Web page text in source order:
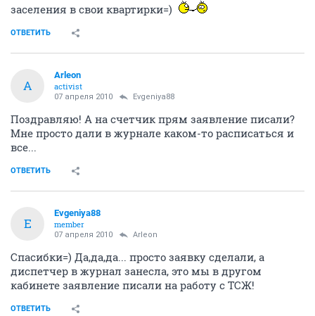
заселения в свои квартирки=)
ОТВЕТИТЬ
A
Arleon
activist
07 апреля 2010 Evgeniya88
Поздравляю! А на счетчик прям заявление писали?
Мне просто дали в журнале каком-то расписаться и
все...
ОТВЕТИТЬ
E
Evgeniya88
member
07 апреля 2010 Arleon
Спасибки=) Да,да,да... просто заявку сделали, а
диспетчер в журнал занесла, это мы в другом
кабинете заявление писали на работу с ТСЖ!
ОТВЕТИТЬ